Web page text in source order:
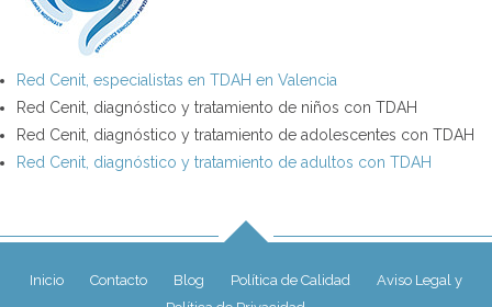
Red Cenit, especialistas en TDAH en Valencia
Red Cenit, diagnóstico y tratamiento de niños con TDAH
Red Cenit, diagnóstico y tratamiento de adolescentes con TDAH
Red Cenit, diagnóstico y tratamiento de adultos con TDAH
Inicio Contacto Blog Política de Calidad
Aviso Legal y